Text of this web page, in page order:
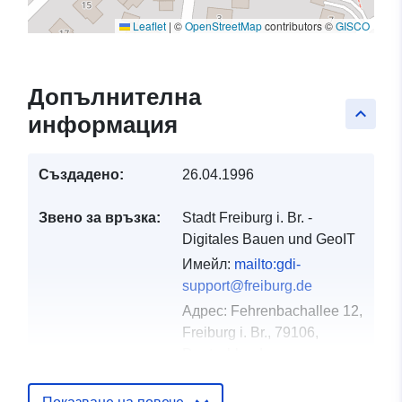
Leaflet | ©OpenStreetMapcontributors ©GISCO
keyboard_arrow_up
Допълнителна
информация
Създадено: 26.04.1996
Звено за връзка:
Stadt Freiburg i. Br. -
Digitales Bauen und GeoIT
Имейл: mailto:gdi-
support@freiburg.de
Адрес: Fehrenbachallee 12,
Freiburg i. Br., 79106,